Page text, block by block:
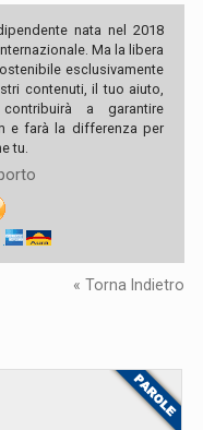
nata nel 2018
Ma la libera
esclusivamente
contenuti, il tuo aiuto,
a garantire
e farà la differenza per
tu.
« Torna Indietro